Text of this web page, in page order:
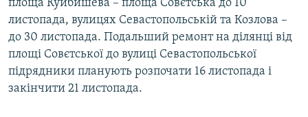
площа Куйбишева – площа Совєтська до 10
листопада, вулицях Севастопольській та Козлова –
до 30 листопада. Подальший ремонт на ділянці від
площі Совєтської до вулиці Севастопольської
підрядники планують розпочати 16 листопада і
закінчити 21 листопада.